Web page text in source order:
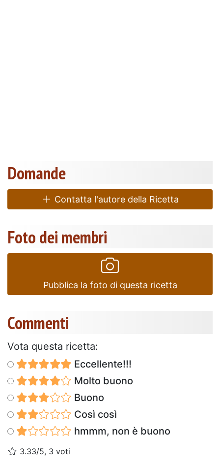
Domande
Contatta l'autore della Ricetta
Foto dei membri
Pubblica la foto di questa ricetta
Commenti
Vota questa ricetta:
Eccellente!!!
Molto buono
Buono
Così così
hmmm, non è buono
3.33/5, 3 voti